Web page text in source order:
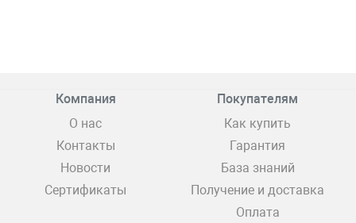
Компания
О нас
Контакты
Новости
Сертификаты
Покупателям
Как купить
Гарантия
База знаний
Получение и доставка
Оплата